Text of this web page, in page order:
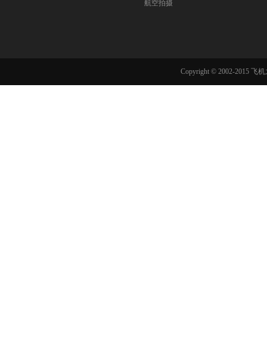
航空拍摄
Copyright © 2002-2015 飞